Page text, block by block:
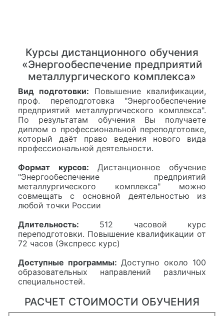
Курсы дистанционного обучения
«Энергообеспечение предприятий
металлургического комплекса»
Вид подготовки: Повышение квалификации,
проф. переподготовка "Энергообеспечение
предприятий металлургического комплекса".
По результатам обучения Вы получаете
диплом о профессиональной переподготовке,
который даёт право ведения нового вида
профессиональной деятельности.
Формат курсов: Дистанционное обучение
"Энергообеспечение предприятий
металлургического комплекса" можно
совмещать с основной деятельностью из
любой точки России
Длительность: 512 часовой курс
переподготовки. Повышение квалификации от
72 часов (Экспресс курс)
Доступные программы: Доступно около 100
образовательных направлений различных
специальностей.
РАСЧЕТ СТОИМОСТИ ОБУЧЕНИЯ